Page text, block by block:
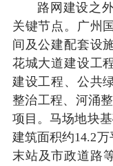
路网建设之
关键节点。广州
间及公建配套设
花城大道建设工
建设工程、公共
整治工程、河涌
项目。马场地块
建筑面积约14.2
末站及市政道路